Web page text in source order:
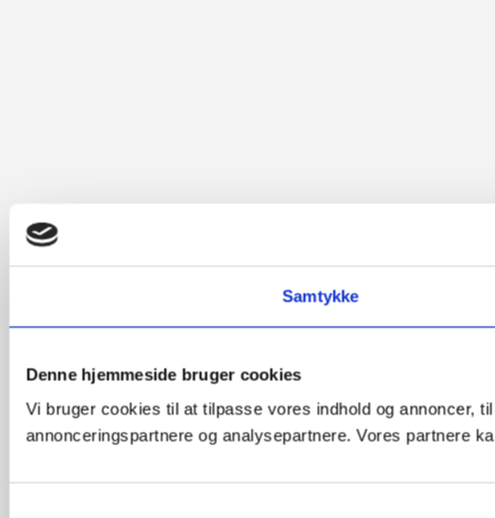
Samtykke
Denne hjemmeside bruger cookies
Vi bruger cookies til at tilpasse vores indhold og annoncer,
annonceringspartnere og analysepartnere. Vores partnere